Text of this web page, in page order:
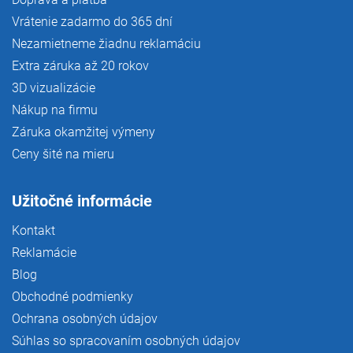
Vrátenie zadarmo do 365 dní
Nezamietneme žiadnu reklamáciu
Extra záruka až 20 rokov
3D vizualizácie
Nákup na firmu
Záruka okamžitej výmeny
Ceny šité na mieru
Užitočné informácie
Kontakt
Reklamácie
Blog
Obchodné podmienky
Ochrana osobných údajov
Súhlas so spracovaním osobných údajov